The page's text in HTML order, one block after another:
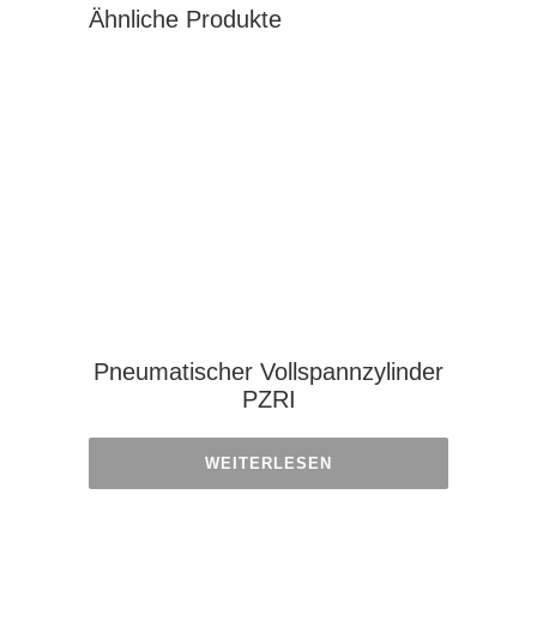
Ähnliche Produkte
Pneumatischer Vollspannzylinder
PZRI
WEITERLESEN